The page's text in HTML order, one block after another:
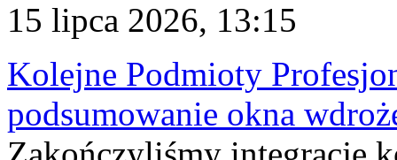
15 lipca 2026, 13:15
Kolejne Podmioty
podsumowanie okna